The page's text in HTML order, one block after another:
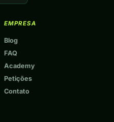
EMPRESA
Blog
FAQ
Academy
Petições
Contato